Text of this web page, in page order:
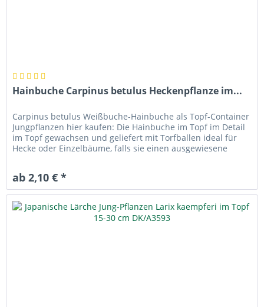
Hainbuche Carpinus betulus Heckenpflanze im...
Carpinus betulus Weißbuche-Hainbuche als Topf-Container
Jungpflanzen hier kaufen: Die Hainbuche im Topf im Detail
im Topf gewachsen und geliefert mit Torfballen ideal für
Hecke oder Einzelbäume, falls sie einen ausgewiesene
ab 2,10 € *